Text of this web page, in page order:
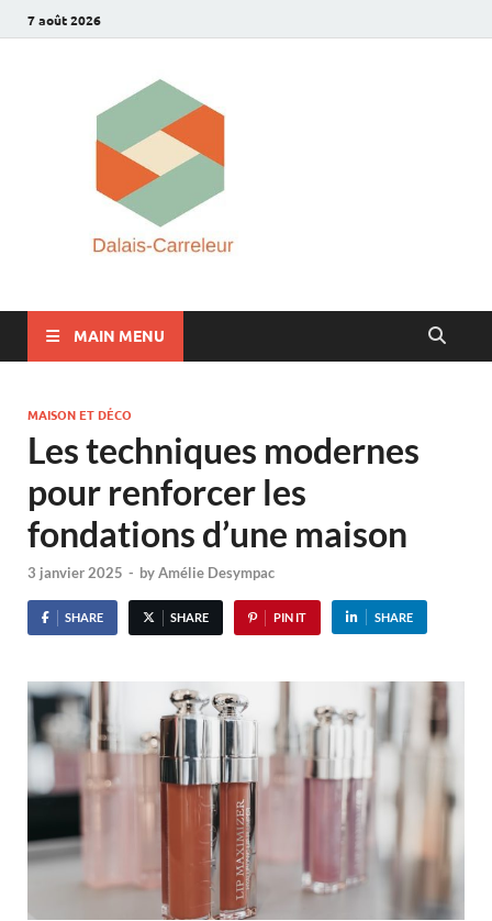
7 août 2026
MAIN MENU
MAISON ET DÉCO
Les techniques modernes
pour renforcer les
fondations d’une maison
3 janvier 2025 - byAmélie Desympac
SHARE SHARE PIN IT SHARE